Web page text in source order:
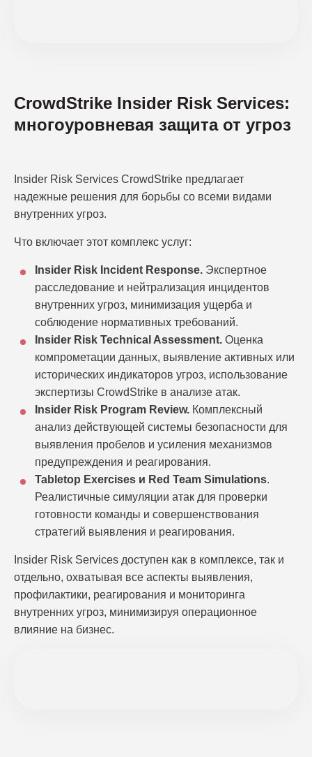
CrowdStrike Insider Risk Services:
многоуровневая защита от угроз
Insider Risk Services CrowdStrike предлагает
надежные решения для борьбы со всеми видами
внутренних угроз.
Что включает этот комплекс услуг:
Insider Risk Incident Response. Экспертное
расследование и нейтрализация инцидентов
внутренних угроз, минимизация ущерба и
соблюдение нормативных требований.
Insider Risk Technical Assessment. Оценка
компрометации данных, выявление активных или
исторических индикаторов угроз, использование
экспертизы CrowdStrike в анализе атак.
Insider Risk Program Review. Комплексный
анализ действующей системы безопасности для
выявления пробелов и усиления механизмов
предупреждения и реагирования.
Tabletop Exercises и Red Team Simulations.
Реалистичные симуляции атак для проверки
готовности команды и совершенствования
стратегий выявления и реагирования.
Insider Risk Services доступен как в комплексе, так и
отдельно, охватывая все аспекты выявления,
профилактики, реагирования и мониторинга
внутренних угроз, минимизируя операционное
влияние на бизнес.